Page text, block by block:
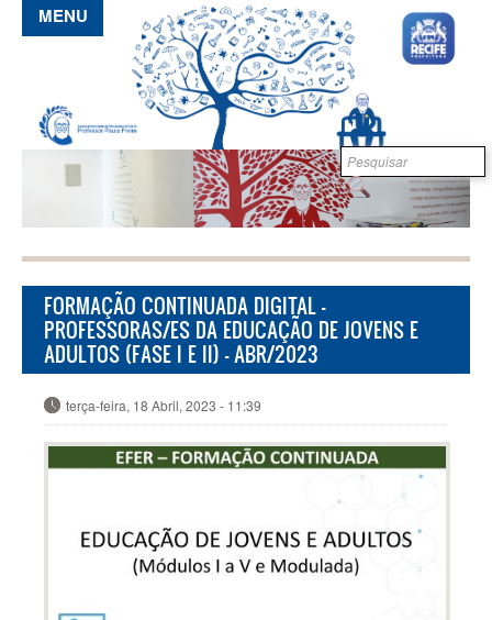
Pular para o conteúdo principal
Formulário de
busca
MENU
FORMAÇÃO CONTINUADA DIGITAL -
PROFESSORAS/ES DA EDUCAÇÃO DE JOVENS E
ADULTOS (FASE I E II) - ABR/2023
terça-feira, 18 Abril, 2023 - 11:39